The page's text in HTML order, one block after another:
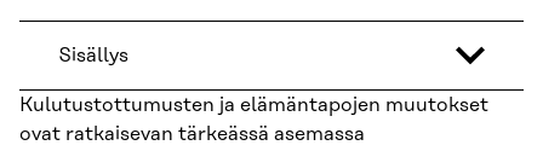
Sisällys
Kulutustottumusten ja elämäntapojen muutokset
ovat ratkaisevan tärkeässä asemassa